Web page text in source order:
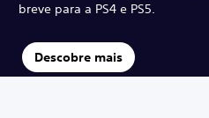
breve para a PS4 e PS5.
Descobre mais